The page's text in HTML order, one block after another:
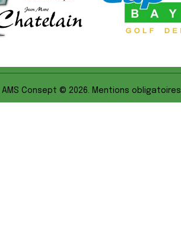
AMS Consept © 2026. Mentions obligatoires